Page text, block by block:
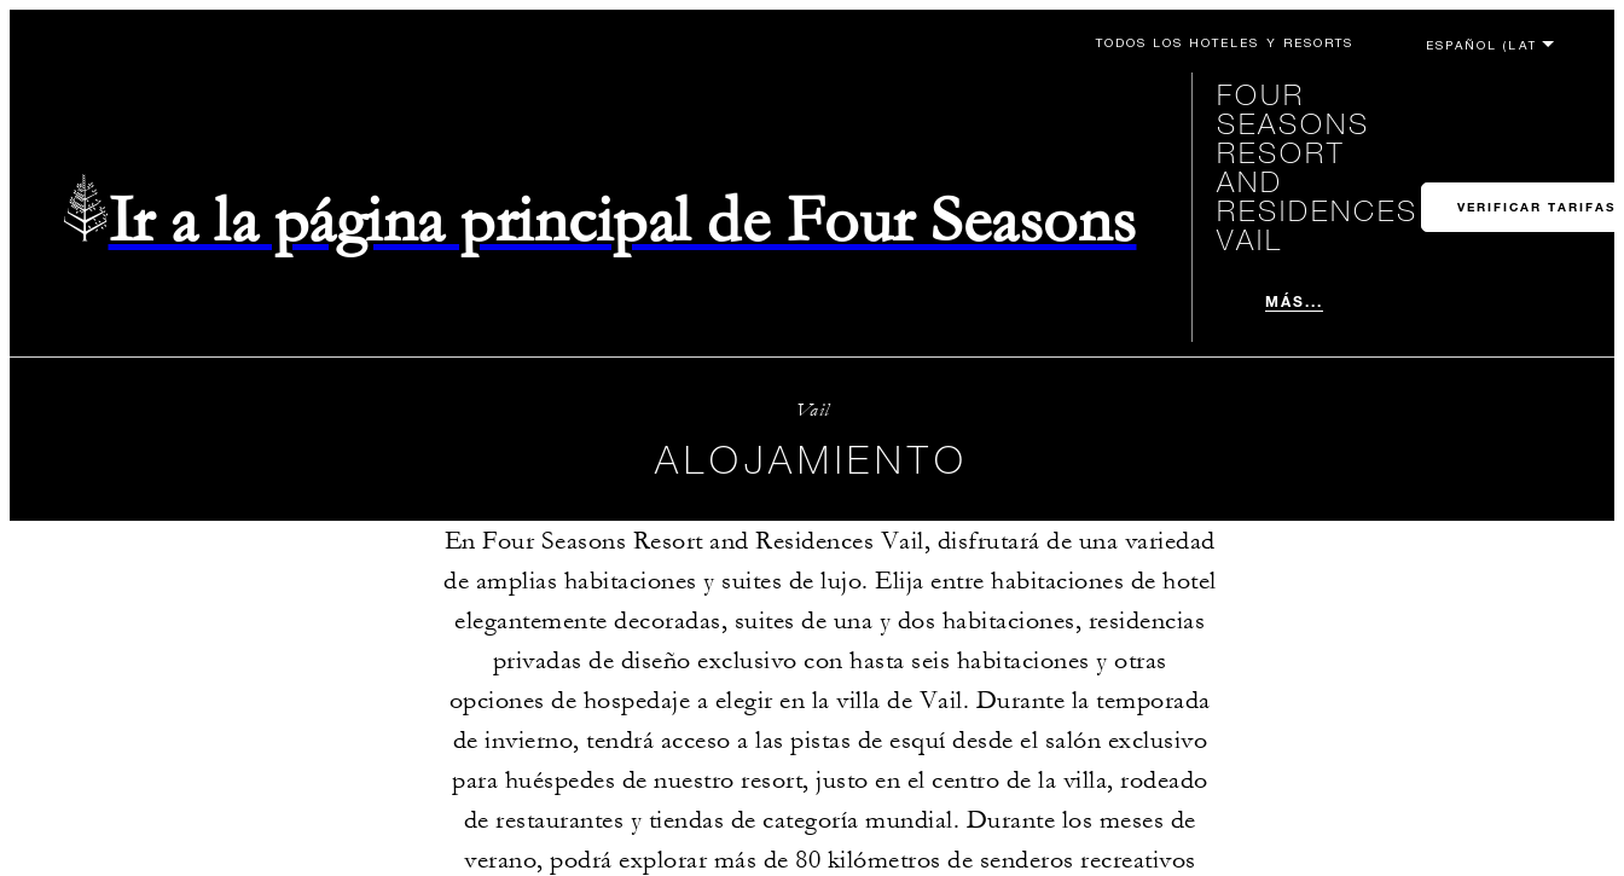
TODOS LOS HOTELES Y RESORTS
Ir a la página principal de Four Seasons
FOUR
SEASONS
RESORT
AND
RESIDENCES
VAIL
MÁS...
VERIFICAR TARIFAS
Vail
ALOJAMIENTO
En Four Seasons Resort and Residences Vail, disfrutará de una variedad
de amplias habitaciones y suites de lujo. Elija entre habitaciones de hotel
elegantemente decoradas, suites de una y dos habitaciones, residencias
privadas de diseño exclusivo con hasta seis habitaciones y otras
opciones de hospedaje a elegir en la villa de Vail. Durante la temporada
de invierno, tendrá acceso a las pistas de esquí desde el salón exclusivo
para huéspedes de nuestro resort, justo en el centro de la villa, rodeado
de restaurantes y tiendas de categoría mundial. Durante los meses de
verano, podrá explorar más de 80 kilómetros de senderos recreativos